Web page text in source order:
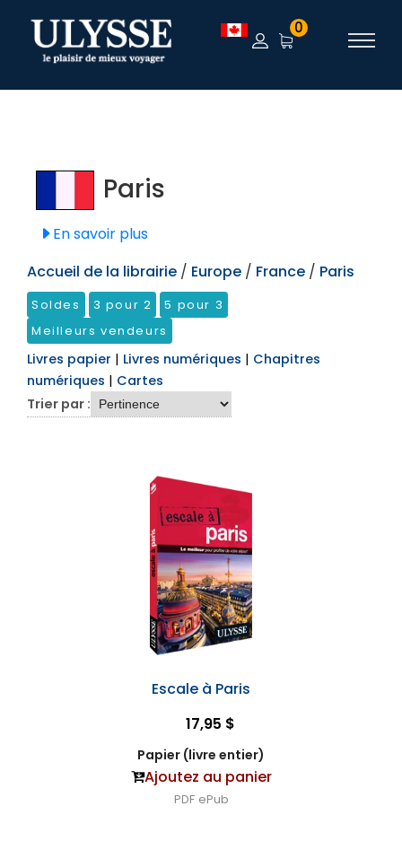
TEST 0
Paris
En savoir plus
Accueil de la librairie / Europe / France / Paris
Soldes 3 pour 2
5 pour 3
Meilleurs vendeurs
Livres papier | Livres numériques | Chapitres
numériques | Cartes
Trier par :
Escale à Paris
17,95 $
Papier (livre entier)
Ajoutez au panier
PDF ePub